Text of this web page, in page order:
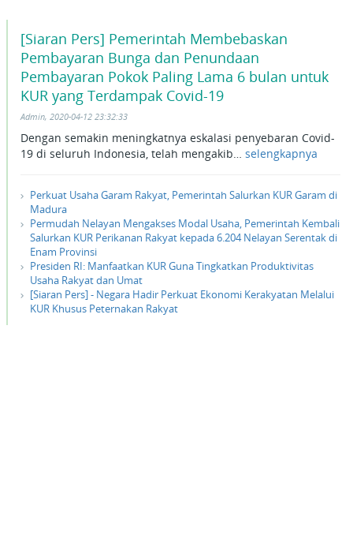
[Siaran Pers] Pemerintah Membebaskan
Pembayaran Bunga dan Penundaan
Pembayaran Pokok Paling Lama 6 bulan untuk
KUR yang Terdampak Covid-19
Admin, 2020-04-12 23:32:33
Dengan semakin meningkatnya eskalasi penyebaran Covid-
19 di seluruh Indonesia, telah mengakib… selengkapnya
Perkuat Usaha Garam Rakyat, Pemerintah Salurkan KUR Garam di
Madura
Permudah Nelayan Mengakses Modal Usaha, Pemerintah Kembali
Salurkan KUR Perikanan Rakyat kepada 6.204 Nelayan Serentak di
Enam Provinsi
Presiden RI: Manfaatkan KUR Guna Tingkatkan Produktivitas
Usaha Rakyat dan Umat
[Siaran Pers] - Negara Hadir Perkuat Ekonomi Kerakyatan Melalui
KUR Khusus Peternakan Rakyat